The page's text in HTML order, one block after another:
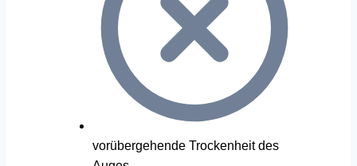
vorübergehende Trockenheit des